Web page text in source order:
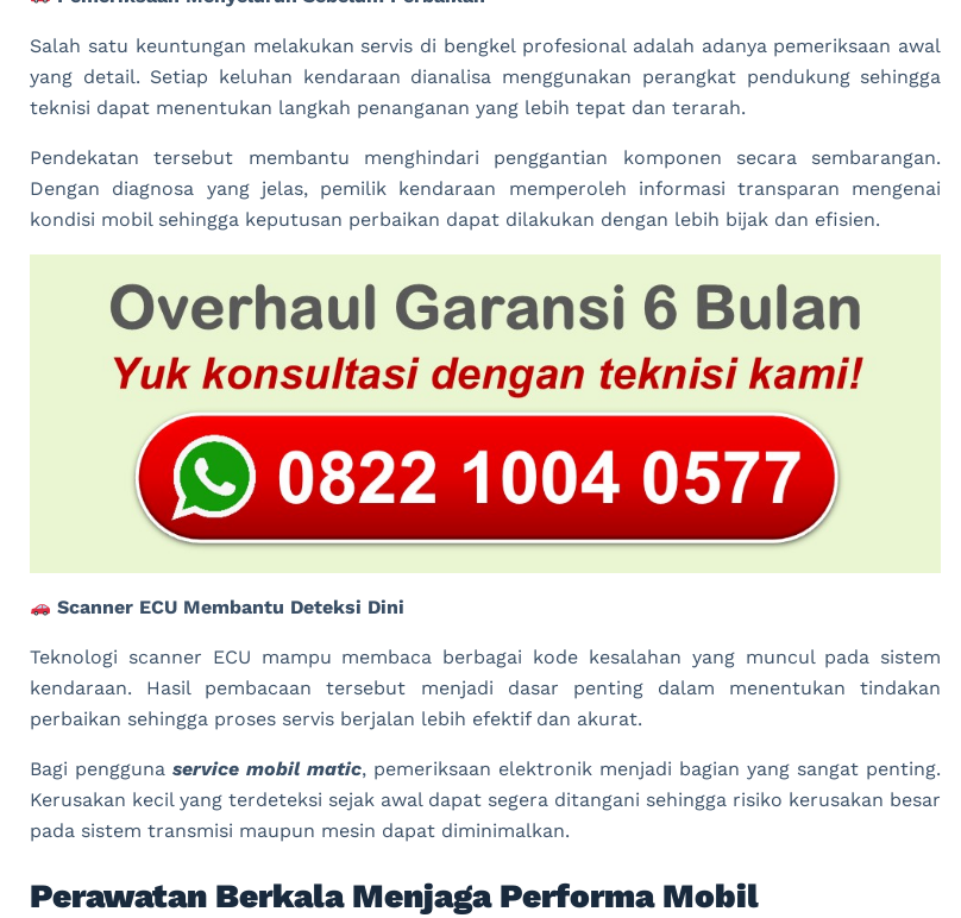
Salah satu keuntungan melakukan servis di bengkel profesional adalah adanya pemeriksaan awal
yang detail. Setiap keluhan kendaraan dianalisa menggunakan perangkat pendukung sehingga
teknisi dapat menentukan langkah penanganan yang lebih tepat dan terarah.
Pendekatan tersebut membantu menghindari penggantian komponen secara sembarangan.
Dengan diagnosa yang jelas, pemilik kendaraan memperoleh informasi transparan mengenai
kondisi mobil sehingga keputusan perbaikan dapat dilakukan dengan lebih bijak dan efisien.
Scanner ECU Membantu Deteksi Dini
Teknologi scanner ECU mampu membaca berbagai kode kesalahan yang muncul pada sistem
kendaraan. Hasil pembacaan tersebut menjadi dasar penting dalam menentukan tindakan
perbaikan sehingga proses servis berjalan lebih efektif dan akurat.
Bagi penggunaservice mobil matic, pemeriksaan elektronik menjadi bagian yang sangat penting.
Kerusakan kecil yang terdeteksi sejak awal dapat segera ditangani sehingga risiko kerusakan besar
pada sistem transmisi maupun mesin dapat diminimalkan.
Perawatan Berkala Menjaga Performa Mobil